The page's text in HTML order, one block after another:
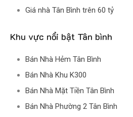
Giá nhà Tân Bình trên 60 tỷ
Khu vực nổi bật Tân bình
Bán Nhà Hẻm Tân Bình
Bán Nhà Khu K300
Bán Nhà Mặt Tiền Tân Bình
Bán Nhà Phường 2 Tân Bình